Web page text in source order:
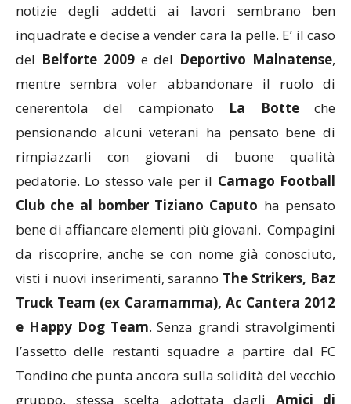
notizie degli addetti ai lavori sembrano ben
inquadrate e decise a vender cara la pelle. E’ il caso
del Belforte 2009e del Deportivo Malnatense,
mentre sembra voler abbandonare il ruolo di
cenerentola del campionato La Botteche
pensionando alcuni veterani ha pensato bene di
rimpiazzarli con giovani di buone qualità
pedatorie. Lo stesso vale per il Carnago Football
Club che al bomber Tiziano Caputo ha pensato
bene di affiancare elementi più giovani. Compagini
da riscoprire, anche se con nome già conosciuto,
visti i nuovi inserimenti, saranno The Strikers, Baz
Truck Team (ex Caramamma), Ac Cantera 2012
e Happy Dog Team. Senza grandi stravolgimenti
l’assetto delle restanti squadre a partire dal FC
Tondino che punta ancora sulla solidità del vecchio
gruppo, stessa scelta adottata dagli Amici di